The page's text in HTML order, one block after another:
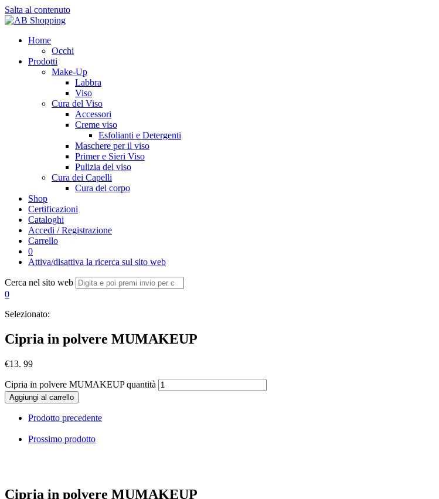
Salta al contenuto
Home
Occhi
Prodotti
Make-Up
Labbra
Viso
Cura del Viso
Accessori
Creme viso
Esfolianti e Detergenti
Maschere per il viso
Primer e Sieri Viso
Pulizia del viso
Cura dei Capelli
Cura del corpo
Shop
Certificazioni
Cataloghi
Accedi / Registrazione
Carrello
0
Attiva/disattiva la ricerca sul sito web
Cerca nel sito web
0
Selezionato:
Cipria in polvere MUMAKEUP
€13. 99
Cipria in polvere MUMAKEUP quantità
Aggiungi al carrello
Prodotto precedente
Prossimo prodotto
Cipria in polvere MUMAKEUP